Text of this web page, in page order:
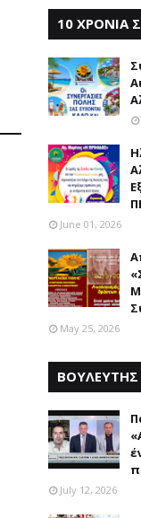
10 ΧΡΟΝΙΑ
June 01, 2026
May 25, 2026
July 12, 2026